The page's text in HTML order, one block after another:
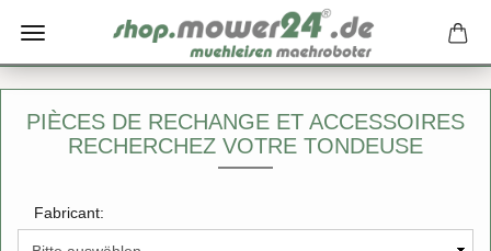
PIÈCES DE RECHANGE ET ACCESSOIRES
RECHERCHEZ VOTRE TONDEUSE
Fabricant: